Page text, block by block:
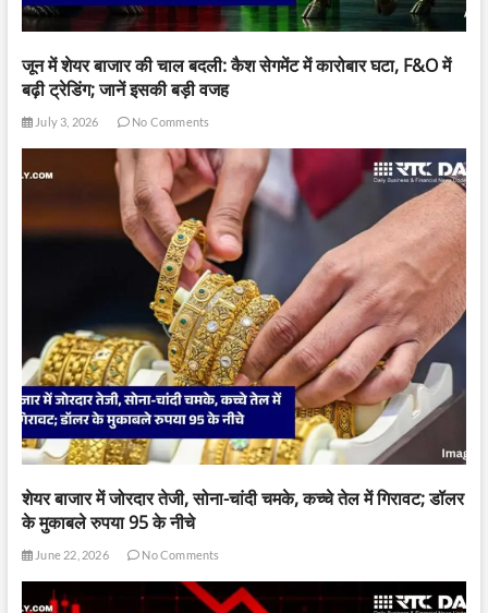
जून में शेयर बाजार की चाल बदली: कैश सेगमेंट में कारोबार घटा, F&O में
बढ़ी ट्रेडिंग; जानें इसकी बड़ी वजह
July 3, 2026 No Comments
शेयर बाजार में जोरदार तेजी, सोना-चांदी चमके, कच्चे तेल में गिरावट; डॉलर
के मुकाबले रुपया 95 के नीचे
June 22, 2026 No Comments